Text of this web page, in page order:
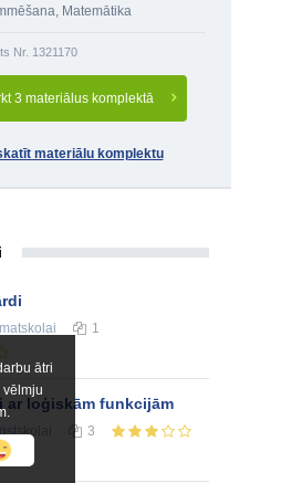
, Matemātika
Nr. 1321170
3 materiālus komplektā
materiālu komplektu
ātri
1
ar loģiskām funkcijām
3